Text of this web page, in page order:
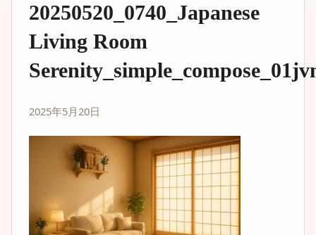
20250520_0740_Japanese
Living Room
2025年5月20日